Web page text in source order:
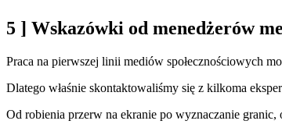
5 ] Wskazówki od menedżerów
Praca na pierwszej linii mediów społecznościowych
Dlatego właśnie skontaktowaliśmy się z kilkoma
Od robienia przerw na ekranie po wyznaczanie